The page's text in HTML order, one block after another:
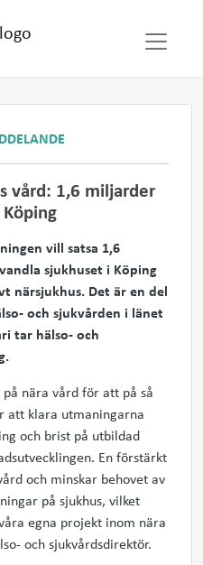
vård: 1,6 miljarder
vill satsa 1,6
sjukhuset i Köping
närsjukhus. Det är en del
och sjukvården i länet
tar hälso- och
nära vård för att på så
att klara utmaningarna
och brist på utbildad
En förstärkt
och minskar behovet av
på sjukhus, vilket
egna projekt inom nära
och sjukvårdsdirektör.